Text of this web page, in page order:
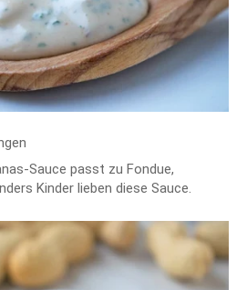
Sauce passt zu Fondue,
Kinder lieben diese Sauce.